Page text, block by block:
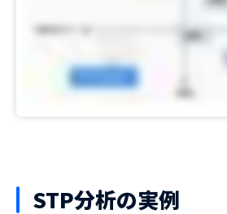
STP分析の実例